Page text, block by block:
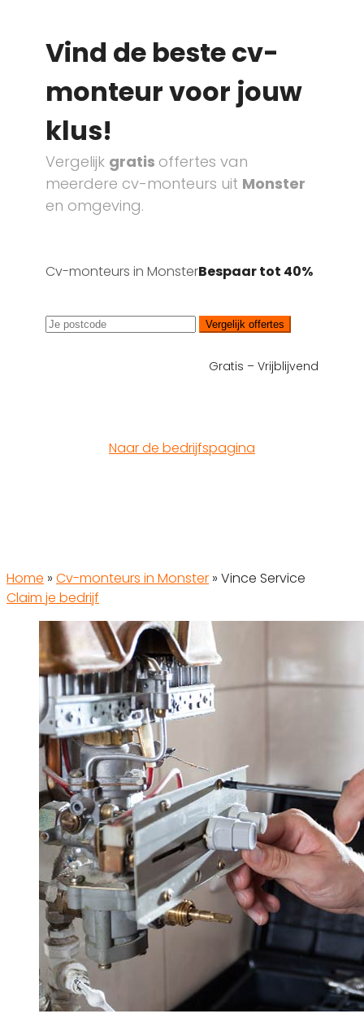
Vind de beste cv-
monteur voor jouw
klus!
Vergelijk gratis offertes van
meerdere cv-monteurs uit Monster
en omgeving.
Cv-monteurs in MonsterBespaar tot 40%
Vergelijk offertes
Gratis – Vrijblijvend
Naar de bedrijfspagina
Home » Cv-monteurs in Monster » Vince Service
Claim je bedrijf